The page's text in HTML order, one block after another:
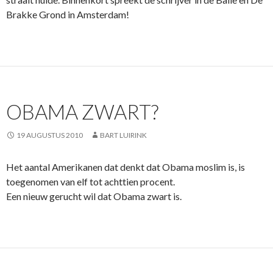
Brakke Grond in Amsterdam!
OBAMA ZWART?
19 AUGUSTUS 2010 BART LUIRINK
Het aantal Amerikanen dat denkt dat Obama moslim is, is
toegenomen van elf tot achttien procent.
Een nieuw gerucht wil dat Obama zwart is.